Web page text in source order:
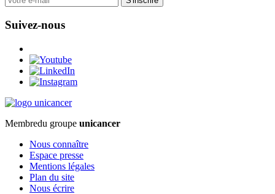
Suivez-nous
Membredu groupe unicancer
Nous connaître
Espace presse
Mentions légales
Plan du site
Nous écrire